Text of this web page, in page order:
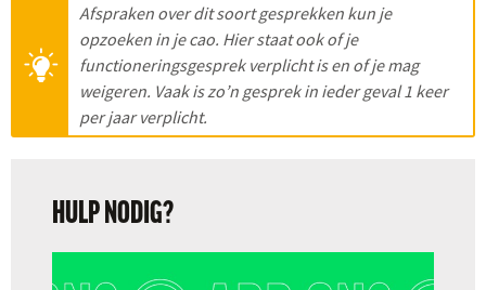
Afspraken over dit soort gesprekken kun je
opzoeken in je cao. Hier staat ook of je
functioneringsgesprek verplicht is en of je mag
weigeren. Vaak is zo’n gesprek in ieder geval 1 keer
per jaar verplicht.
HULP NODIG?